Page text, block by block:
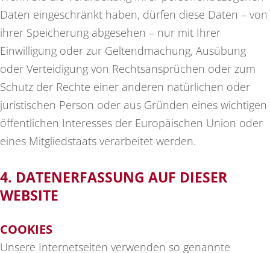
Daten eingeschränkt haben, dürfen diese Daten – von
ihrer Speicherung abgesehen – nur mit Ihrer
Einwilligung oder zur Geltendmachung, Ausübung
oder Verteidigung von Rechtsansprüchen oder zum
Schutz der Rechte einer anderen natürlichen oder
juristischen Person oder aus Gründen eines wichtigen
öffentlichen Interesses der Europäischen Union oder
eines Mitgliedstaats verarbeitet werden.
4. DATENERFASSUNG AUF DIESER
WEBSITE
COOKIES
Unsere Internetseiten verwenden so genannte